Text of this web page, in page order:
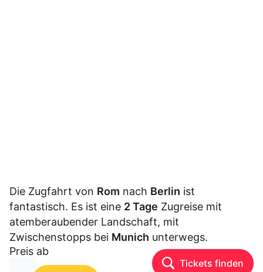
Die Zugfahrt von Rom nach Berlin ist
fantastisch. Es ist eine 2 Tage Zugreise mit
atemberaubender Landschaft, mit
Zwischenstopps bei Munich unterwegs.
Preis ab
Tickets finden